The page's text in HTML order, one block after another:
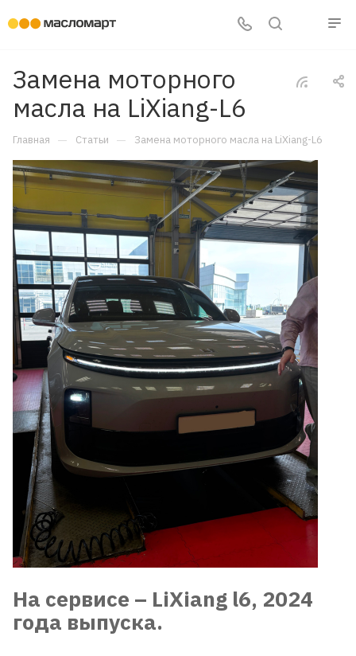
Замена моторного
масла на LiXiang-L6
Главная — Статьи — Замена моторного масла на LiXiang-L6
На сервисе – LiXiang l6, 2024
года выпуска.